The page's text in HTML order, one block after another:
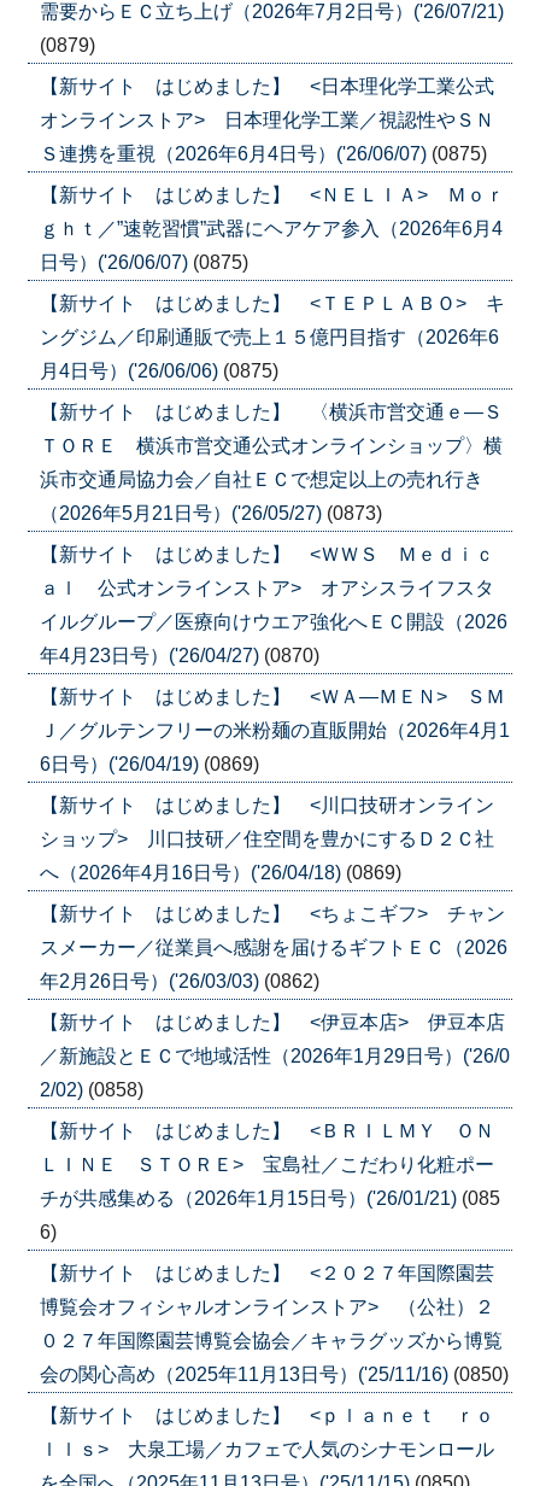
需要からＥＣ立ち上げ（2026年7月2日号）('26/07/21)
(0879)
【新サイト はじめました】 <日本理化学工業公式
オンラインストア> 日本理化学工業／視認性やＳＮ
Ｓ連携を重視（2026年6月4日号）('26/06/07) (0875)
【新サイト はじめました】 <ＮＥＬＩＡ> Ｍｏｒ
ｇｈｔ／”速乾習慣”武器にヘアケア参入（2026年6月4
日号）('26/06/07) (0875)
【新サイト はじめました】 <ＴＥＰＬＡＢＯ> キ
ングジム／印刷通販で売上１５億円目指す（2026年6
月4日号）('26/06/06) (0875)
【新サイト はじめました】 〈横浜市営交通ｅ―Ｓ
ＴＯＲＥ 横浜市営交通公式オンラインショップ〉横
浜市交通局協力会／自社ＥＣで想定以上の売れ行き
（2026年5月21日号）('26/05/27) (0873)
【新サイト はじめました】 <ＷＷＳ Ｍｅｄｉｃ
ａｌ 公式オンラインストア> オアシスライフスタ
イルグループ／医療向けウエア強化へＥＣ開設（2026
年4月23日号）('26/04/27) (0870)
【新サイト はじめました】 <ＷＡ―ＭＥＮ> ＳＭ
Ｊ／グルテンフリーの米粉麺の直販開始（2026年4月1
6日号）('26/04/19) (0869)
【新サイト はじめました】 <川口技研オンライン
ショップ> 川口技研／住空間を豊かにするＤ２Ｃ社
へ（2026年4月16日号）('26/04/18) (0869)
【新サイト はじめました】 <ちょこギフ> チャン
スメーカー／従業員へ感謝を届けるギフトＥＣ（2026
年2月26日号）('26/03/03) (0862)
【新サイト はじめました】 <伊豆本店> 伊豆本店
／新施設とＥＣで地域活性（2026年1月29日号）('26/0
2/02) (0858)
【新サイト はじめました】 <ＢＲＩＬＭＹ ＯＮ
ＬＩＮＥ ＳＴＯＲＥ> 宝島社／こだわり化粧ポー
チが共感集める（2026年1月15日号）('26/01/21) (085
6)
【新サイト はじめました】 <２０２７年国際園芸
博覧会オフィシャルオンラインストア> （公社）２
０２７年国際園芸博覧会協会／キャラグッズから博覧
会の関心高め（2025年11月13日号）('25/11/16) (0850)
【新サイト はじめました】 <ｐｌａｎｅｔ ｒｏ
ｌｌｓ> 大泉工場／カフェで人気のシナモンロール